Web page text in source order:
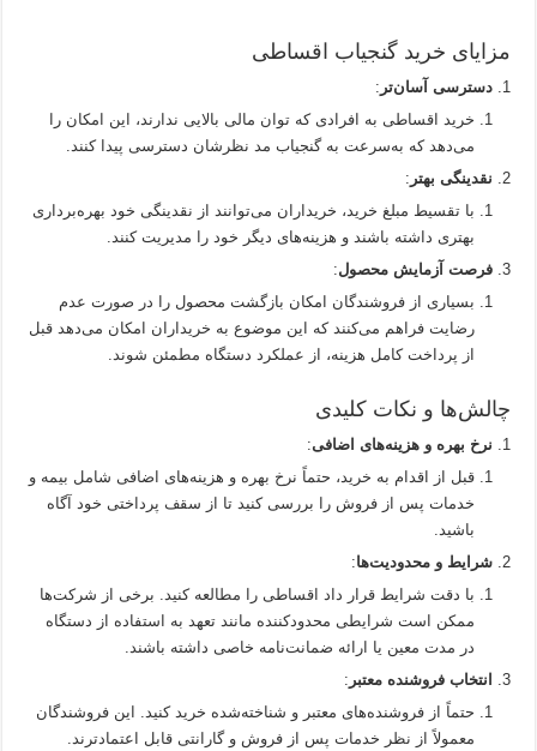
مزایای خرید گنجیاب اقساطی
دسترسی آسان‌تر :
خرید اقساطی به افرادی که توان مالی بالایی ندارند، این امکان را
می‌دهد که به‌سرعت به گنجیاب مد نظرشان دسترسی پیدا کنند.
نقدینگی بهتر :
با تقسیط مبلغ خرید، خریداران می‌توانند از نقدینگی خود بهره‌برداری
بهتری داشته باشند و هزینه‌های دیگر خود را مدیریت کنند.
فرصت آزمایش محصول:
بسیاری از فروشندگان امکان بازگشت محصول را در صورت عدم
رضایت فراهم می‌کنند که این موضوع به خریداران امکان می‌دهد قبل
از پرداخت کامل هزینه، از عملکرد دستگاه مطمئن شوند.
چالش‌ها و نکات کلیدی
نرخ بهره و هزینه‌های اضافی:
قبل از اقدام به خرید، حتماً نرخ بهره و هزینه‌های اضافی شامل بیمه و
خدمات پس از فروش را بررسی کنید تا از سقف پرداختی خود آگاه
باشید.
شرایط و محدودیت‌ها:
با دقت شرایط قرار داد اقساطی را مطالعه کنید. برخی از شرکت‌ها
ممکن است شرایطی محدودکننده مانند تعهد به استفاده از دستگاه
در مدت معین یا ارائه ضمانت‌نامه خاصی داشته باشند.
انتخاب فروشنده معتبر :
حتماً از فروشنده‌های معتبر و شناخته‌شده خرید کنید. این فروشندگان
معمولاً از نظر خدمات پس از فروش و گارانتی قابل اعتمادترند.